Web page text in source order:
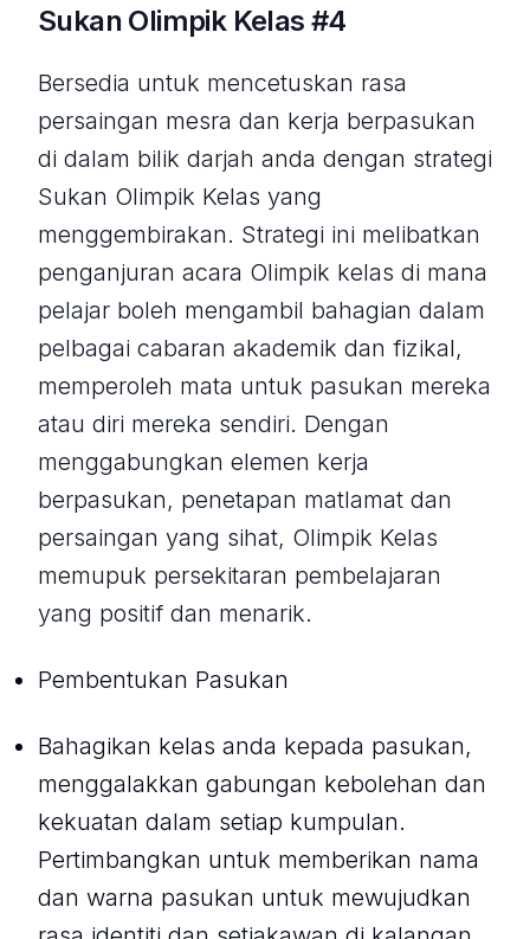
Sukan Olimpik Kelas #4
Bersedia untuk mencetuskan rasa
persaingan mesra dan kerja berpasukan
di dalam bilik darjah anda dengan strategi
Sukan Olimpik Kelas yang
menggembirakan. Strategi ini melibatkan
penganjuran acara Olimpik kelas di mana
pelajar boleh mengambil bahagian dalam
pelbagai cabaran akademik dan fizikal,
memperoleh mata untuk pasukan mereka
atau diri mereka sendiri. Dengan
menggabungkan elemen kerja
berpasukan, penetapan matlamat dan
persaingan yang sihat, Olimpik Kelas
memupuk persekitaran pembelajaran
yang positif dan menarik.
Pembentukan Pasukan
Bahagikan kelas anda kepada pasukan,
menggalakkan gabungan kebolehan dan
kekuatan dalam setiap kumpulan.
Pertimbangkan untuk memberikan nama
dan warna pasukan untuk mewujudkan